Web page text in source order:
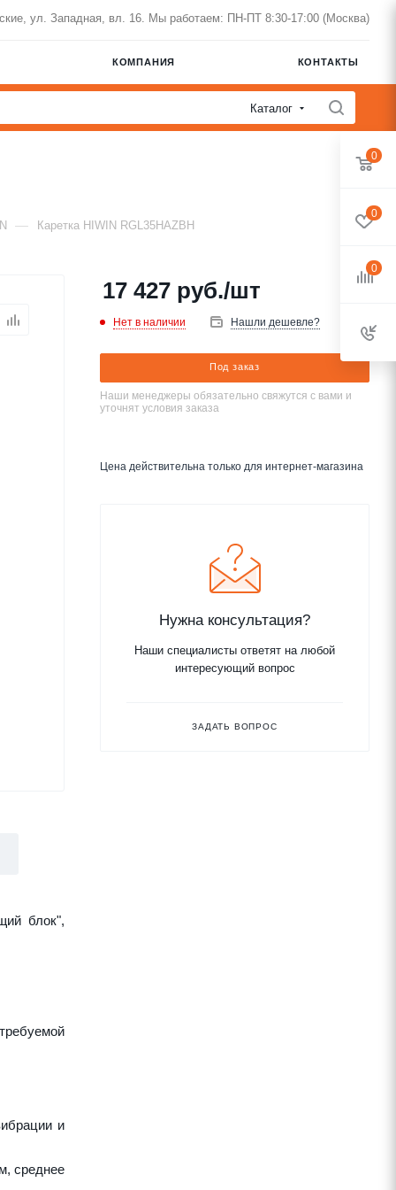
ул. Западная, вл. 16. Мы работаем: ПН-ПТ 8:30-17:00 (Москва)
КОМПАНИЯ КОНТАКТЫ
Каталог
— Каретка HIWIN RGL35HAZBH
блок",
и
среднее
17 427 руб./шт
Нет в наличии Нашли дешевле?
Под заказ
Наши менеджеры обязательно свяжутся с вами и
уточнят условия заказа
Цена действительна только для интернет-магазина
Нужна консультация?
Наши специалисты ответят на любой
интересующий вопрос
ЗАДАТЬ ВОПРОС
0
0
0